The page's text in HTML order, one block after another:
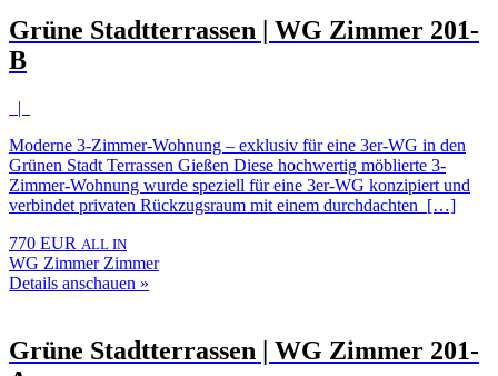
Grüne Stadtterrassen | WG Zimmer 201-
B
|
Moderne 3-Zimmer-Wohnung – exklusiv für eine 3er-WG in den
Grünen Stadt Terrassen Gießen Diese hochwertig möblierte 3-
Zimmer-Wohnung wurde speziell für eine 3er-WG konzipiert und
verbindet privaten Rückzugsraum mit einem durchdachten […]
770 EUR ALL IN
WG Zimmer Zimmer
Details anschauen »
Grüne Stadtterrassen | WG Zimmer 201-